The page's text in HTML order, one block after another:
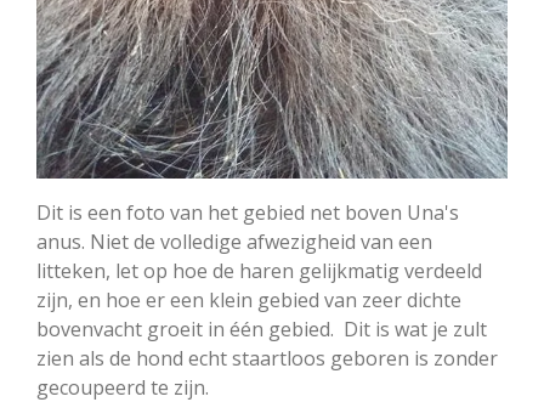
Dit is een foto van het gebied net boven Una's
anus. Niet de volledige afwezigheid van een
litteken, let op hoe de haren gelijkmatig verdeeld
zijn, en hoe er een klein gebied van zeer dichte
bovenvacht groeit in één gebied. Dit is wat je zult
zien als de hond echt staartloos geboren is zonder
gecoupeerd te zijn.